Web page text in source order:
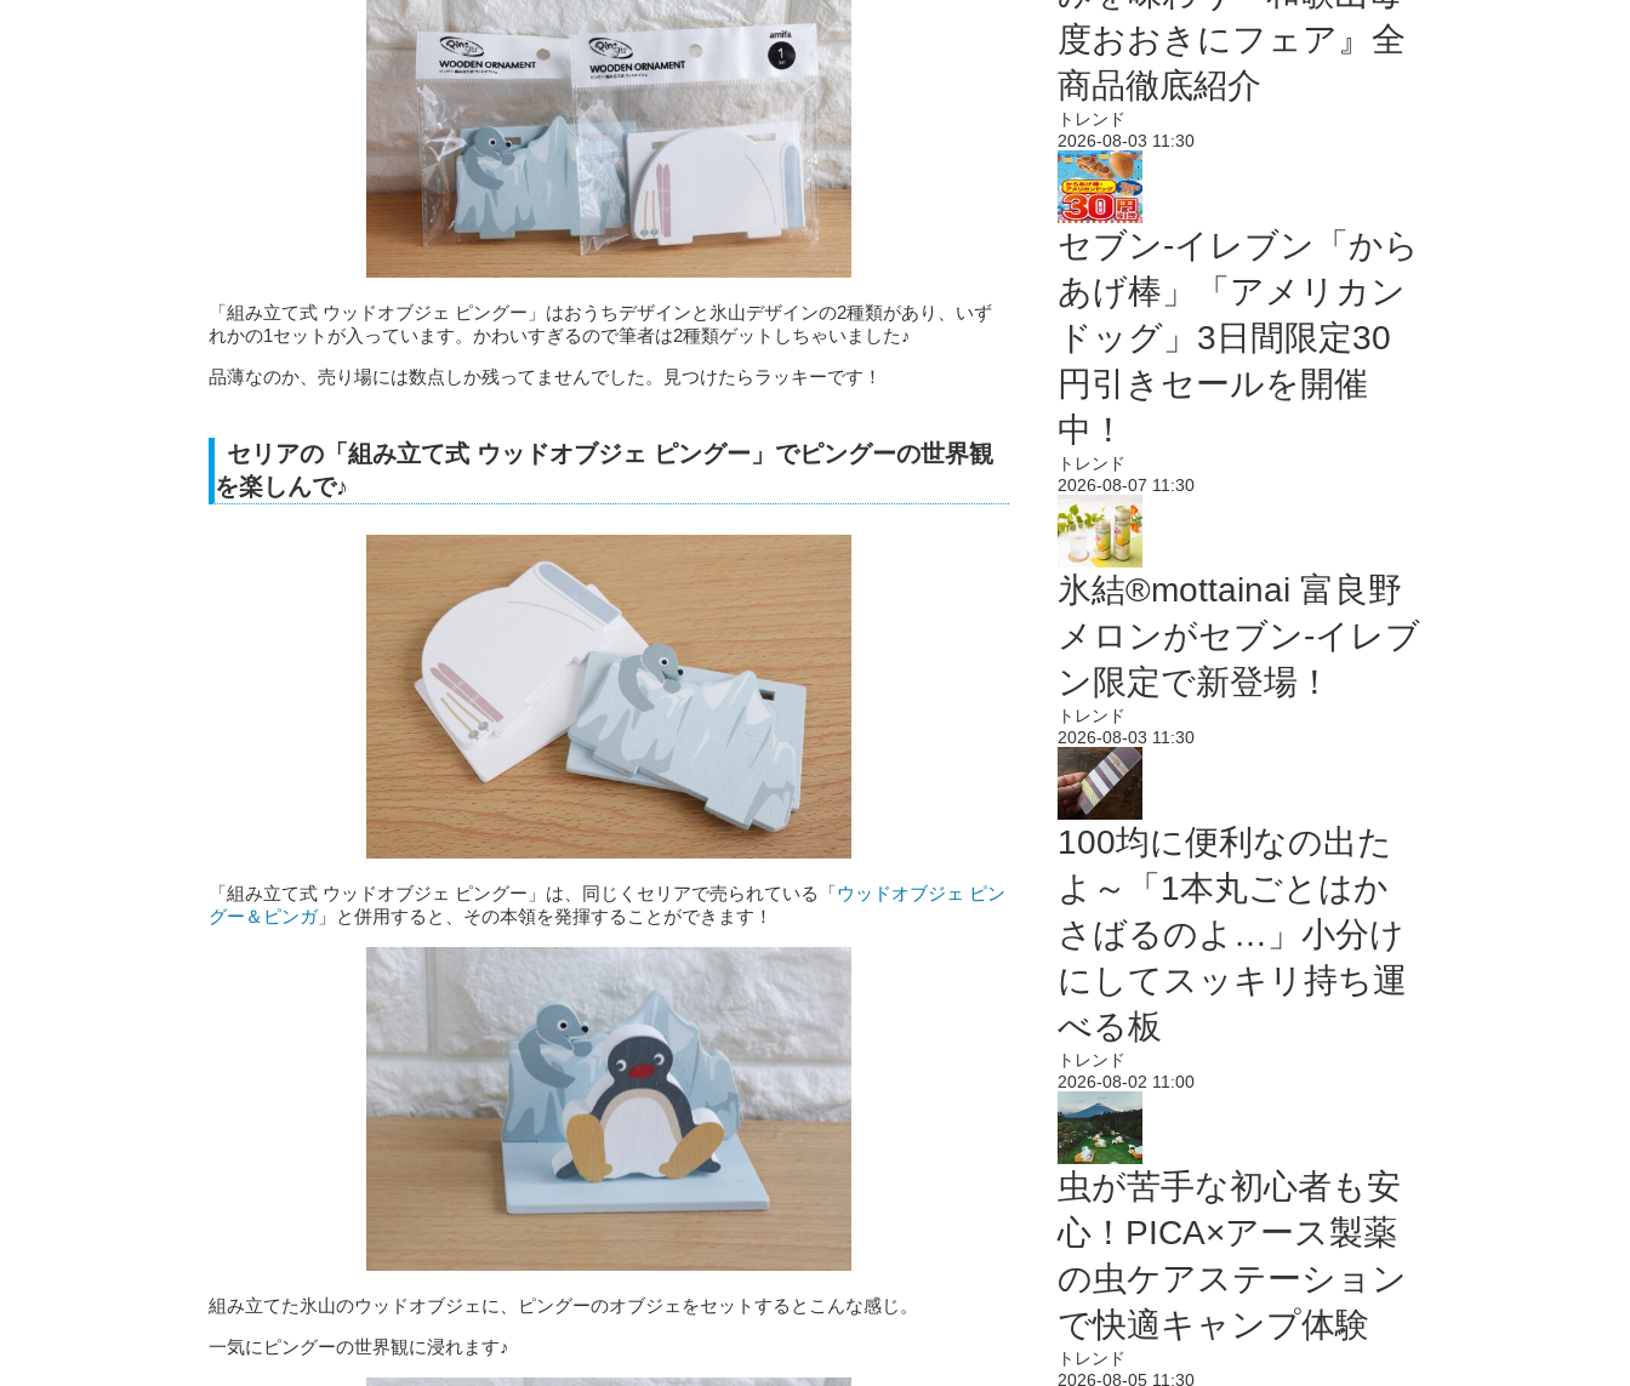
「組み立て式 ウッドオブジェ ピングー」はおうちデザインと氷山デザインの2種類があり、いず
れかの1セットが入っています。かわいすぎるので筆者は2種類ゲットしちゃいました♪
品薄なのか、売り場には数点しか残ってませんでした。見つけたらラッキーです！
セリアの「組み立て式 ウッドオブジェ ピングー」でピングーの世界観
を楽しんで♪
「組み立て式 ウッドオブジェ ピングー」は、同じくセリアで売られている「ウッドオブジェ ピン
グー＆ピンガ」と併用すると、その本領を発揮することができます！
組み立てた氷山のウッドオブジェに、ピングーのオブジェをセットするとこんな感じ。
一気にピングーの世界観に浸れます♪
度おおきにフェア』全
商品徹底紹介
トレンド
2026-08-03 11:30
セブン‐イレブン「から
あげ棒」「アメリカン
ドッグ」3日間限定30
円引きセールを開催
中！
トレンド
2026-08-07 11:30
氷結®mottainai 富良野
メロンがセブン‐イレブ
ン限定で新登場！
トレンド
2026-08-03 11:30
100均に便利なの出た
よ～「1本丸ごとはか
さばるのよ…」小分け
にしてスッキリ持ち運
べる板
トレンド
2026-08-02 11:00
虫が苦手な初心者も安
心！PICA×アース製薬
の虫ケアステーション
で快適キャンプ体験
トレンド
2026-08-05 11:30